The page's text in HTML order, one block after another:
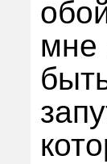
мне